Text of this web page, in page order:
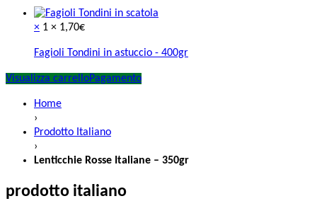
× 1 × 1,70€
Fagioli Tondini in astuccio - 400gr
Visualizza carrelloPagamento
Home
›
Prodotto Italiano
›
Lenticchie Rosse Italiane – 350gr
prodotto italiano